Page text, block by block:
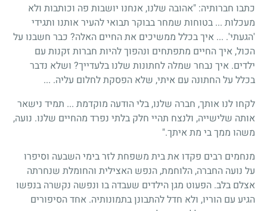
כתבו חברותיה: "אהובה שלנו, אנחנו יושבות פה וכותבות ולא
מעכלות ... בטוחות שמחר בבוקר תבואי להעיר אותנו ותגידי
'הגעתי'. ... איך בכלל ממשיכים את החיים האלה? כבר חשבנו על
הכול, איך החיים מתפתחים ונהפוך להיות חברות זקנות עם
ילדים. איך נבחר שמלה לחתונות שלנו בלעדייך? ושלא נדבר
בכלל על החתונה עם איתי, שלא הפסקת לחלום עליה. ...
לקחו לנו אותך, חברה שלנו, בלי הודעה מוקדמת ... תמיד נישאר
אותה שלישייה, ולנצח תהיי חלק בלתי נפרד מהחיים שלנו. נועה,
משהו ממך בי מת איתך."
מנחמים רבים פקדו את בית משפחת לזר בימי השבעה וסיפרו
על נועה החברה, הלוחמת, הנפש האצילית והחומלת שנחרתה
אצלם בלב. הפעוט מגן הילדים שעבדה בו ונפשה נקשרה בנפשו
הגיע עם הוריו, ולא חדל להתבונן בתמונותיה. אחד הסיפורים